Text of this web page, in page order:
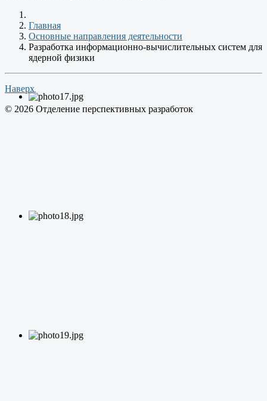
Главная
Основные направления деятельности
Разработка информационно-вычислительных систем для
ядерной физики
Наверх
© 2026 Отделение перспективных разработок